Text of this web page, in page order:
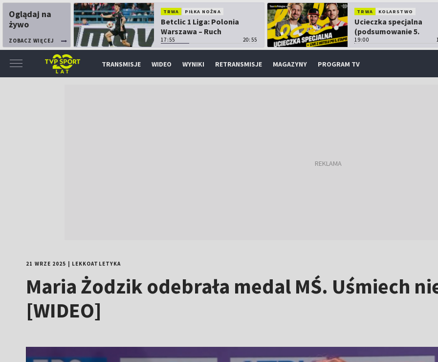
Oglądaj na
żywo
ZOBACZ WIĘCEJ
TRWA PIŁKA NOŻNA
Betclic 1 Liga: Polonia
Warszawa – Ruch
Chorzów
17:55 20:55
TRWA KOLARSTWO
Ucieczka specjalna
(podsumowanie 5.
etapu TdP)
19:00
TRANSMISJE WIDEO WYNIKI RETRANSMISJE MAGAZYNY PROGRAM TV
21 WRZE 2025 LEKKOATLETYKA
Maria Żodzik odebrała medal MŚ. Uśmiech
[WIDEO]